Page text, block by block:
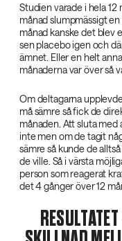
Studien varade i hela
månad slumpmässigt
månad kanske det blev
sen placebo igen och
ämnet. Eller en helt
månaderna var över så
Om deltagarna
må sämre så fick de
månaden. Att sluta
inte men om de tagit
sämre så kunde de
de ville. Så i värsta
person som reagerat
det 4 gånger över 12